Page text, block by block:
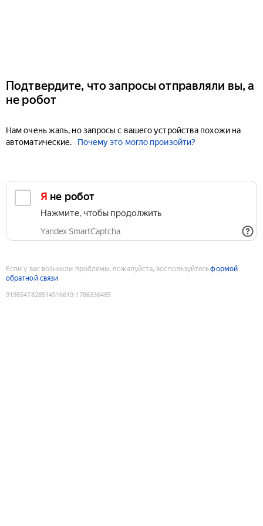
Подтвердите, что запросы отправляли вы, а
не робот
Нам очень жаль, но запросы с вашего устройства похожи на
автоматические.
Почему это могло произойти?
Я не робот
Нажмите, чтобы продолжить
Yandex SmartCaptcha
Если у вас возникли проблемы, пожалуйста, воспользуйтесьформой
обратной связи
9198547828514516619:1786336485